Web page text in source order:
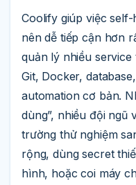
Coolify giúp việc
nên dễ tiếp cận hơn
quản lý nhiều
Git, Docker,
automation cơ bản.
dùng”, nhiều đội ngũ
trường thử nghiệm
rộng, dùng secret
hình, hoặc coi máy